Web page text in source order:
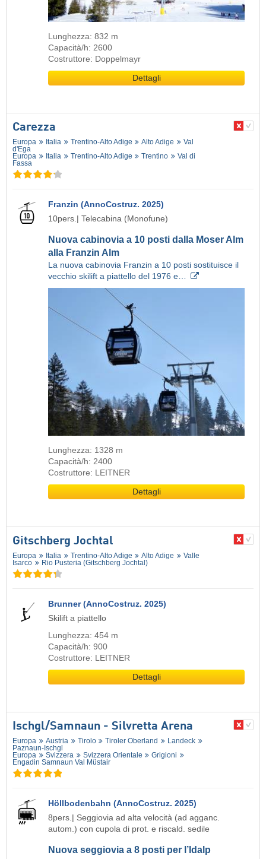
Lunghezza: 832 m
Capacità/h: 2600
Costruttore: Doppelmayr
Dettagli
Carezza
Europa Italia Trentino-Alto Adige Alto Adige
Val
d'Ega
Europa
Italia Trentino-Alto Adige Trentino
Val di
Fassa
Franzin (AnnoCostruz. 2025)
10pers.| Telecabina (Monofune)
Nuova cabinovia a 10 posti dalla Moser Alm
alla Franzin Alm
La nuova cabinovia Franzin a 10 posti sostituisce il
vecchio skilift a piattello del 1976 e…
Lunghezza: 1328 m
Capacità/h: 2400
Costruttore: LEITNER
Dettagli
Gitschberg Jochtal
Europa Italia Trentino-Alto Adige Alto Adige
Valle
Isarco
Rio Pusteria (Gitschberg Jochtal)
Brunner (AnnoCostruz. 2025)
Skilift a piattello
Lunghezza: 454 m
Capacità/h: 900
Costruttore: LEITNER
Dettagli
Ischgl/​Samnaun - Silvretta Arena
Europa Austria Tirolo Tiroler Oberland
Landeck
Paznaun-Ischgl
Europa
Svizzera Svizzera Orientale
Grigioni
Engadin Samnaun Val Müstair
Höllbodenbahn (AnnoCostruz. 2025)
8pers.| Seggiovia ad alta velocità (ad agganc.
autom.) con cupola di prot. e riscald. sedile
Nuova seggiovia a 8 posti per l’Idalp